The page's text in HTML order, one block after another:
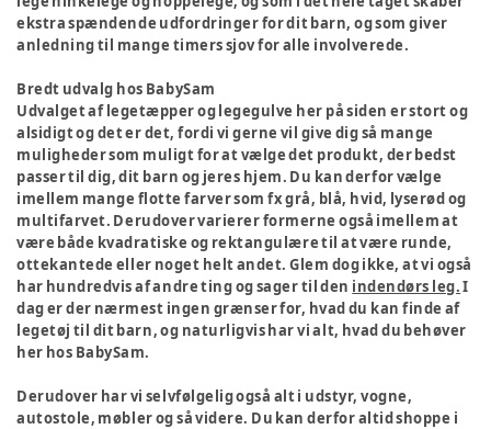
ekstra spændende udfordringer for dit barn, og som giver
anledning til mange timers sjov for alle involverede.
Bredt udvalg hos BabySam
Udvalget af legetæpper og legegulve her på siden er stort og
alsidigt og det er det, fordi vi gerne vil give dig så mange
muligheder som muligt for at vælge det produkt, der bedst
passer til dig, dit barn og jeres hjem. Du kan derfor vælge
imellem mange flotte farver som fx grå, blå, hvid, lyserød og
multifarvet. Derudover varierer formerne også imellem at
være både kvadratiske og rektangulære til at være runde,
ottekantede eller noget helt andet. Glem dog ikke, at vi også
har hundredvis af andre ting og sager til den indendørs leg.I
dag er der nærmest ingen grænser for, hvad du kan finde af
legetøj til dit barn, og naturligvis har vi alt, hvad du behøver
her hos BabySam.
Derudover har vi selvfølgelig også alt i udstyr, vogne,
autostole, møbler og så videre. Du kan derfor altid shoppe i